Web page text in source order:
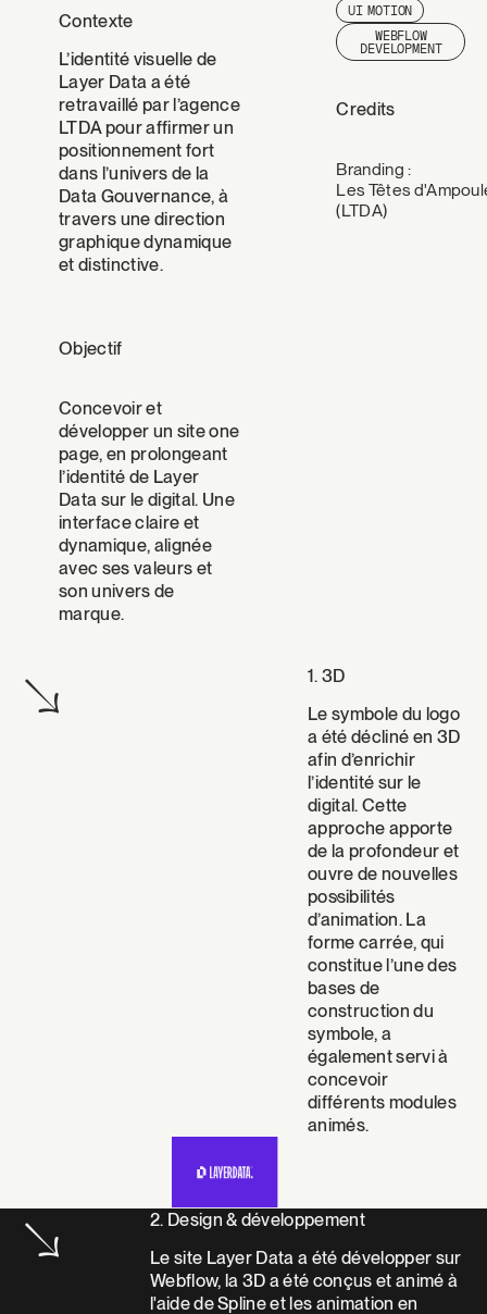
Contexte
L’identité visuelle de
Layer Data a été
retravaillé par l’agence
LTDA pour affirmer un
positionnement fort
dans l’univers de la
Data Gouvernance, à
travers une direction
graphique dynamique
et distinctive.
Objectif
Concevoir et
développer un site one
page, en prolongeant
l’identité de Layer
Data sur le digital. Une
interface claire et
dynamique, alignée
avec ses valeurs et
son univers de
marque.
UI MOTION
WEBFLOW
DEVELOPMENT
Credits
Branding :
Les Têtes
(LTDA)
↘
1. 3D
Le symbole du logo
a été décliné en 3D
afin d’enrichir
l’identité sur le
digital. Cette
approche apporte
de la profondeur et
ouvre de nouvelles
possibilités
d’animation. La
forme carrée, qui
constitue l’une des
bases de
construction du
symbole, a
également servi à
concevoir
différents modules
animés.
↘
2. Design & développement
Le site Layer Data a été développer sur
Webflow, la 3D a été conçus et animé à
l'aide de Spline et les animation en